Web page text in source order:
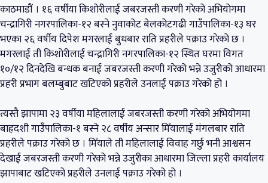
काठमाडौं । १६ वर्षीया किशोरीलाई जबरजस्ती करणी गरेको अभियोगमा
चन्द्रागिरी नगरपालिका-१२ बस्ने नुवाकोट बेलकोटगढी गाउँपालिका-१३ घर
भएका २६ वर्षीय दिपेश मगरलाई बुधबार राति प्रहरीले पक्राउ गरेको छ ।
मगरलाई ती किशोरीलाई चन्द्रागिरी नगरपालिका-१२ स्थित घरमा विगत
१०/१२ दिनदेखि बन्धक बनाई जबरजस्ती करणी गरेको भन्ने उजुरीको आधारमा
प्रहरी प्रभाग बलम्बुबाट खटिएको प्रहरीले उनलाई पक्राउ गरेको हो ।
त्यस्तै झापामा २३ वर्षीया महिलालाई जबरजस्ती करणी गरेको अभियोगमा
बाह्रदशी गाउँपालिका-१ बस्ने २८ वर्षीय अन्सार मिँयालाई मंगलबार राति
प्रहरीले पक्राउ गरेको छ । मिँयाले ती महिलालाई विवाह गर्छु भनी आश्वसन
देखाई जबरजस्ती करणी गरेको भन्ने उजुरीका आधारमा जिल्ला प्रहरी कार्यालय
झापाबाट खटिएको प्रहरीले उनलाई पक्राउ गरेको हो ।